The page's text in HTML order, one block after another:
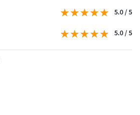
★★★★★
★★★★★ 5.0 / 5
★★★★★
★★★★★ 5.0 / 5